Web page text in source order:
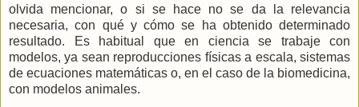
olvida mencionar, o si se hace no se da la relevancia
necesaria, con qué y cómo se ha obtenido determinado
resultado. Es habitual que en ciencia se trabaje con
modelos, ya sean reproducciones físicas a escala, sistemas
de ecuaciones matemáticas o, en el caso de la biomedicina,
con modelos animales.